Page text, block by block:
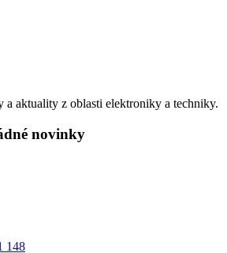
a aktuality z oblasti elektroniky a techniky.
novinky
148